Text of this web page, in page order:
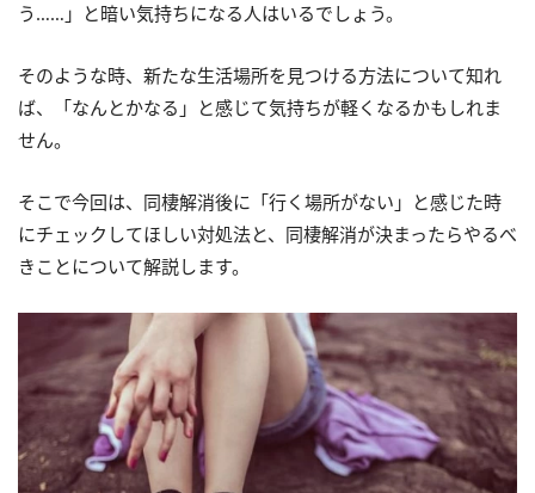
う……」と暗い気持ちになる人はいるでしょう。
そのような時、新たな生活場所を見つける方法について知れ
ば、「なんとかなる」と感じて気持ちが軽くなるかもしれま
せん。
そこで今回は、同棲解消後に「行く場所がない」と感じた時
にチェックしてほしい対処法と、同棲解消が決まったらやるべ
きことについて解説します。